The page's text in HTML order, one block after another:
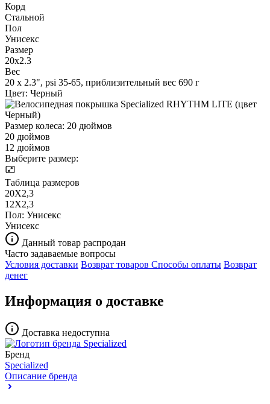
Корд
Стальной
Пол
Унисекс
Размер
20x2.3
Вес
20 x 2.3", psi 35-65, приблизительный вес 690 г
Цвет: Черный
Размер колеса: 20 дюймов
20 дюймов
12 дюймов
Выберите размер:
Таблица размеров
20X2,3
12X2,3
Пол: Унисекс
Унисекс
Данный товар распродан
Часто задаваемые вопросы
Условия доставки Возврат товаров Способы оплаты Возврат
денег
Информация о доставке
Доставка недоступна
Бренд
Specialized
Описание бренда